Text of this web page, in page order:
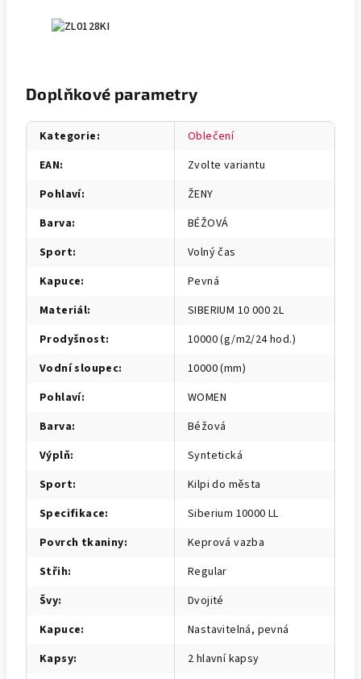
Doplňkové parametry
Kategorie:
Oblečení
EAN:
Zvolte variantu
Pohlaví:
ŽENY
Barva:
BÉŽOVÁ
Sport:
Volný čas
Kapuce:
Pevná
Materiál:
SIBERIUM 10 000 2L
Prodyšnost:
10000 (g/m2/24 hod.)
Vodní sloupec:
10000 (mm)
Pohlaví:
WOMEN
Barva:
Béžová
Výplň:
Syntetická
Sport:
Kilpi do města
Specifikace:
Siberium 10000 LL
Povrch tkaniny:
Keprová vazba
Střih:
Regular
Švy:
Dvojité
Kapuce:
Nastavitelná, pevná
Kapsy:
2 hlavní kapsy